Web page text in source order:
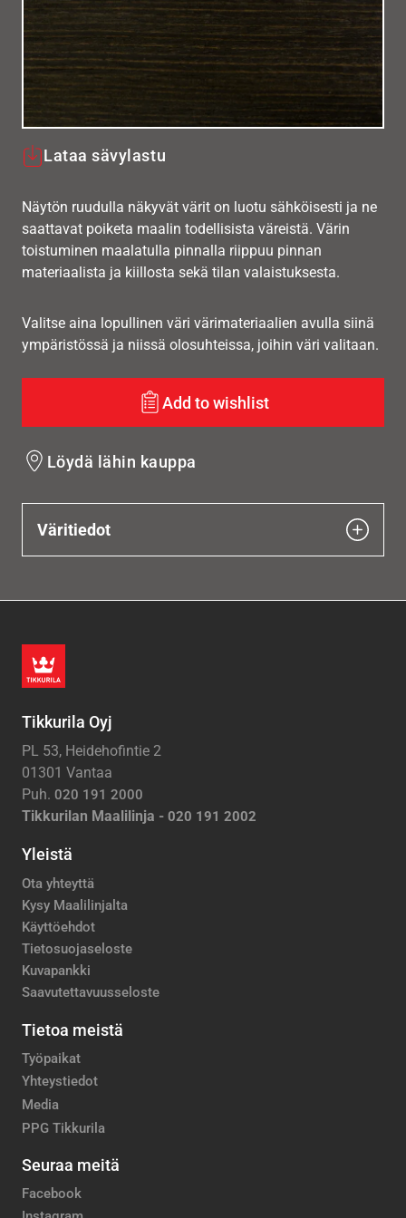
Lataa sävylastu
Näytön ruudulla näkyvät värit on luotu sähköisesti ja ne
saattavat poiketa maalin todellisista väreistä. Värin
toistuminen maalatulla pinnalla riippuu pinnan
materiaalista ja kiillosta sekä tilan valaistuksesta.
Valitse aina lopullinen väri värimateriaalien avulla siinä
ympäristössä ja niissä olosuhteissa, joihin väri valitaan.
Add to wishlist
Löydä lähin kauppa
Väritiedot
Tikkurila Oyj
PL 53, Heidehofintie 2
01301 Vantaa
Puh. 020 191 2000
Tikkurilan Maalilinja - 020 191 2002
Yleistä
Ota yhteyttä
Kysy Maalilinjalta
Käyttöehdot
Tietosuojaseloste
Kuvapankki
Saavutettavuusseloste
Tietoa meistä
Työpaikat
Yhteystiedot
Media
PPG Tikkurila
Seuraa meitä
Facebook